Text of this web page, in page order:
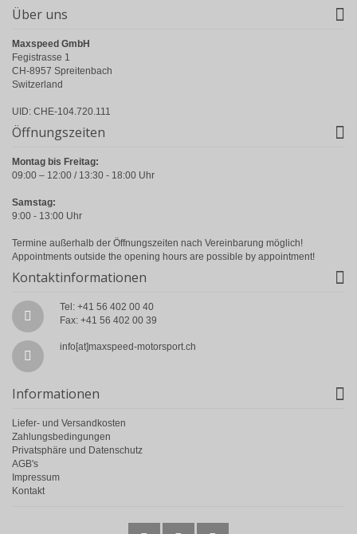
Über uns
Maxspeed GmbH
Fegistrasse 1
CH-8957 Spreitenbach
Switzerland
UID: CHE-104.720.111
Öffnungszeiten
Montag bis Freitag:
09:00 – 12:00 / 13:30 - 18:00 Uhr
Samstag:
9:00 - 13:00 Uhr
Termine außerhalb der Öffnungszeiten nach Vereinbarung möglich!
Appointments outside the opening hours are possible by appointment!
Kontaktinformationen
Tel: +41 56 402 00 40
Fax: +41 56 402 00 39
info[at]maxspeed-motorsport.ch
Informationen
Liefer- und Versandkosten
Zahlungsbedingungen
Privatsphäre und Datenschutz
AGB's
Impressum
Kontakt